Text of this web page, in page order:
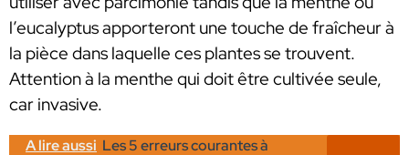
l’eucalyptus apporteront une touche de fraîcheur à
la pièce dans laquelle ces plantes se trouvent.
Attention à la menthe qui doit être cultivée seule,
car invasive.
A lire aussi Les 5 erreurs courantes à